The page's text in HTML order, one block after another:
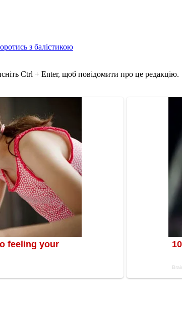
з балістикою
Ctrl + Enter, щоб повідомити про це редакцію.